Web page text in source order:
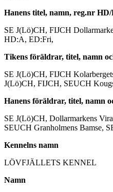
Hanens titel, namn, reg.nr
SE J(Lö)CH, FIJCH
HD:A, ED:Fri,
Tikens föräldrar, titel, namn
SE J(Lö)CH, FIJCH
J(Lö)CH, FIJCH, SEUCH
Hanens föräldrar, titel, namn
SE J(Lö)CH, Dollarmarkens
SEUCH Granholmens Bamse,
Kennelns namn
LÖVFJÄLLETS KENNEL
Namn